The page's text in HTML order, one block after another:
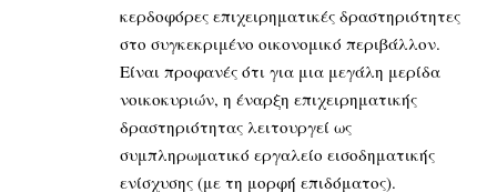
κερδοφόρες επιχειρηματικές δραστηριότητες
στο συγκεκριμένο οικονομικό περιβάλλον.
Είναι προφανές ότι για μια μεγάλη μερίδα
νοικοκυριών, η έναρξη επιχειρηματικής
δραστηριότητας λειτουργεί ως
συμπληρωματικό εργαλείο εισοδηματικής
ενίσχυσης (με τη μορφή επιδόματος).